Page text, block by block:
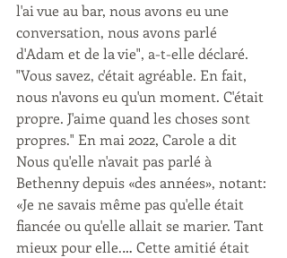
l'ai vue au bar, nous avons eu une
conversation, nous avons parlé
d'Adam et de la vie", a-t-elle déclaré.
"Vous savez, c'était agréable. En fait,
nous n'avons eu qu'un moment. C'était
propre. J'aime quand les choses sont
propres." En mai 2022, Carole a dit
Nous qu'elle n'avait pas parlé à
Bethenny depuis «des années», notant:
«Je ne savais même pas qu'elle était
fiancée ou qu'elle allait se marier. Tant
mieux pour elle.… Cette amitié était